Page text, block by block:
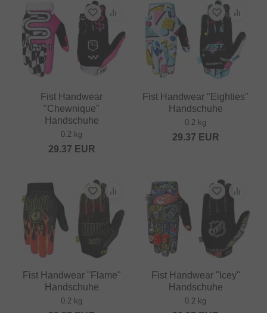
Fist Handwear
"Chewnique"
Handschuhe
0.2 kg
29.37 EUR
Fist Handwear "Eighties"
Handschuhe
0.2 kg
29.37 EUR
Fist Handwear "Flame"
Handschuhe
0.2 kg
Fist Handwear "Icey"
Handschuhe
0.2 kg